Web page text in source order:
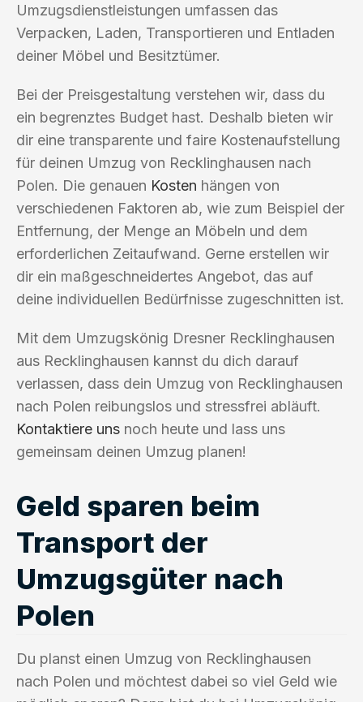
Umzugsdienstleistungen umfassen das
Verpacken, Laden, Transportieren und Entladen
deiner Möbel und Besitztümer.
Bei der Preisgestaltung verstehen wir, dass du
ein begrenztes Budget hast. Deshalb bieten wir
dir eine transparente und faire Kostenaufstellung
für deinen Umzug von Recklinghausen nach
Polen. Die genauen Kosten hängen von
verschiedenen Faktoren ab, wie zum Beispiel der
Entfernung, der Menge an Möbeln und dem
erforderlichen Zeitaufwand. Gerne erstellen wir
dir ein maßgeschneidertes Angebot, das auf
deine individuellen Bedürfnisse zugeschnitten ist.
Mit dem Umzugskönig Dresner Recklinghausen
aus Recklinghausen kannst du dich darauf
verlassen, dass dein Umzug von Recklinghausen
nach Polen reibungslos und stressfrei abläuft.
Kontaktiere uns noch heute und lass uns
gemeinsam deinen Umzug planen!
Geld sparen beim
Transport der
Umzugsgüter nach
Polen
Du planst einen Umzug von Recklinghausen
nach Polen und möchtest dabei so viel Geld wie